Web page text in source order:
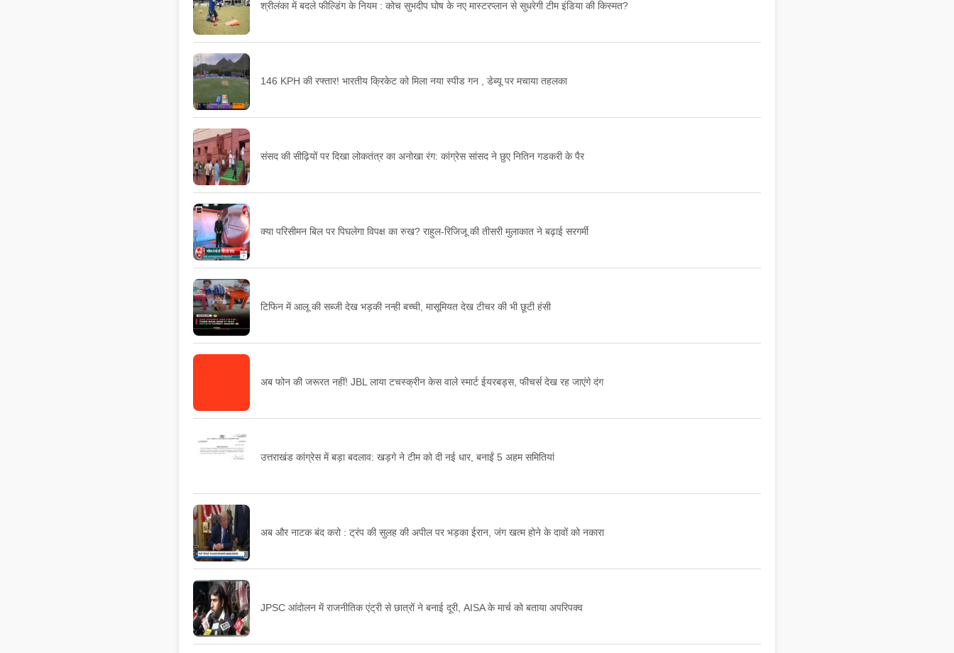
श्रीलंका में बदले फील्डिंग के नियम : कोच सुभदीप घोष के नए मास्टरप्लान से सुधरेगी टीम इंडिया की किस्मत?
146 KPH की रफ्तार! भारतीय क्रिकेट को मिला नया स्पीड गन , डेब्यू पर मचाया तहलका
संसद की सीढ़ियों पर दिखा लोकतंत्र का अनोखा रंग: कांग्रेस सांसद ने छुए नितिन गडकरी के पैर
क्या परिसीमन बिल पर पिघलेगा विपक्ष का रुख? राहुल-रिजिजू की तीसरी मुलाकात ने बढ़ाई सरगर्मी
टिफिन में आलू की सब्जी देख भड़की नन्ही बच्ची, मासूमियत देख टीचर की भी छूटी हंसी
अब फोन की जरूरत नहीं! JBL लाया टचस्क्रीन केस वाले स्मार्ट ईयरबड्स, फीचर्स देख रह जाएंगे दंग
उत्तराखंड कांग्रेस में बड़ा बदलाव: खड़गे ने टीम को दी नई धार, बनाईं 5 अहम समितियां
अब और नाटक बंद करो : ट्रंप की सुलह की अपील पर भड़का ईरान, जंग खत्म होने के दावों को नकारा
JPSC आंदोलन में राजनीतिक एंट्री से छात्रों ने बनाई दूरी, AISA के मार्च को बताया अपरिपक्व